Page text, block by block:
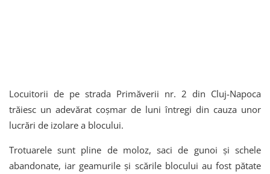
Locuitorii de pe strada Primăverii nr. 2 din Cluj-Napoca
trăiesc un adevărat coșmar de luni întregi din cauza unor
lucrări de izolare a blocului.
Trotuarele sunt pline de moloz, saci de gunoi și schele
abandonate, iar geamurile și scările blocului au fost pătate